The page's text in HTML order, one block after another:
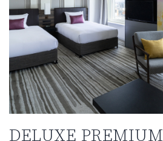
DELUXE PREMIUM